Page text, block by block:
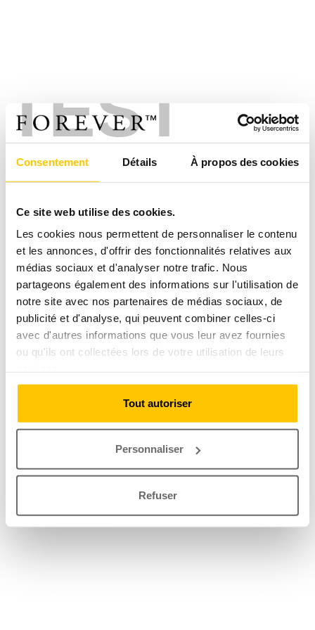
TEST
Consentement Détails À propos des cookies
Ce site web utilise des cookies.
Les cookies nous permettent de personnaliser le contenu
et les annonces, d'offrir des fonctionnalités relatives aux
médias sociaux et d'analyser notre trafic. Nous
partageons également des informations sur l'utilisation de
notre site avec nos partenaires de médias sociaux, de
publicité et d'analyse, qui peuvent combiner celles-ci
avec d'autres informations que vous leur avez fournies
ou qu'ils ont collectées lors de votre utilisation de leurs
Tout autoriser
Personnaliser
Refuser